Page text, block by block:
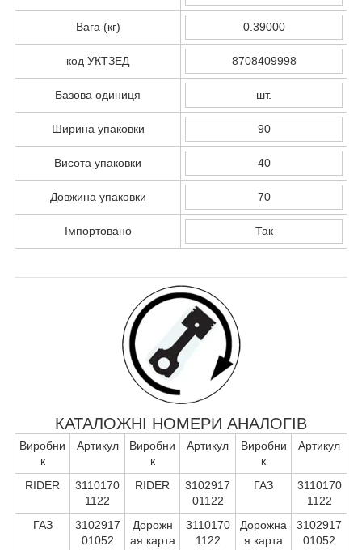
Вага (кг) 0.39000
код УКТЗЕД 8708409998
Базова одиниця шт.
Ширина упаковки 90
Висота упаковки 40
Довжина упаковки 70
Імпортовано Так
КАТАЛОЖНІ НОМЕРИ АНАЛОГІВ
Виробни
к
Артикул
Виробни
к
Артикул
Виробни
к
Артикул
RIDER
3110170
1122
RIDER
3102917
01122
ГАЗ
3110170
1122
ГАЗ
3102917
01052
Дорожн
ая карта
3110170
1122
Дорожна
я карта
3102917
01052